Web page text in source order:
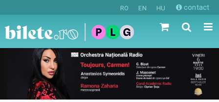
RO EN HU contact